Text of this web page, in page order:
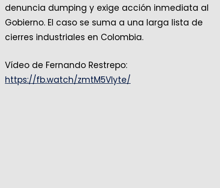
denuncia dumping y exige acción inmediata al
Gobierno. El caso se suma a una larga lista de
cierres industriales en Colombia.
Vídeo de Fernando Restrepo:
https://fb.watch/zmtM5Vlyte/